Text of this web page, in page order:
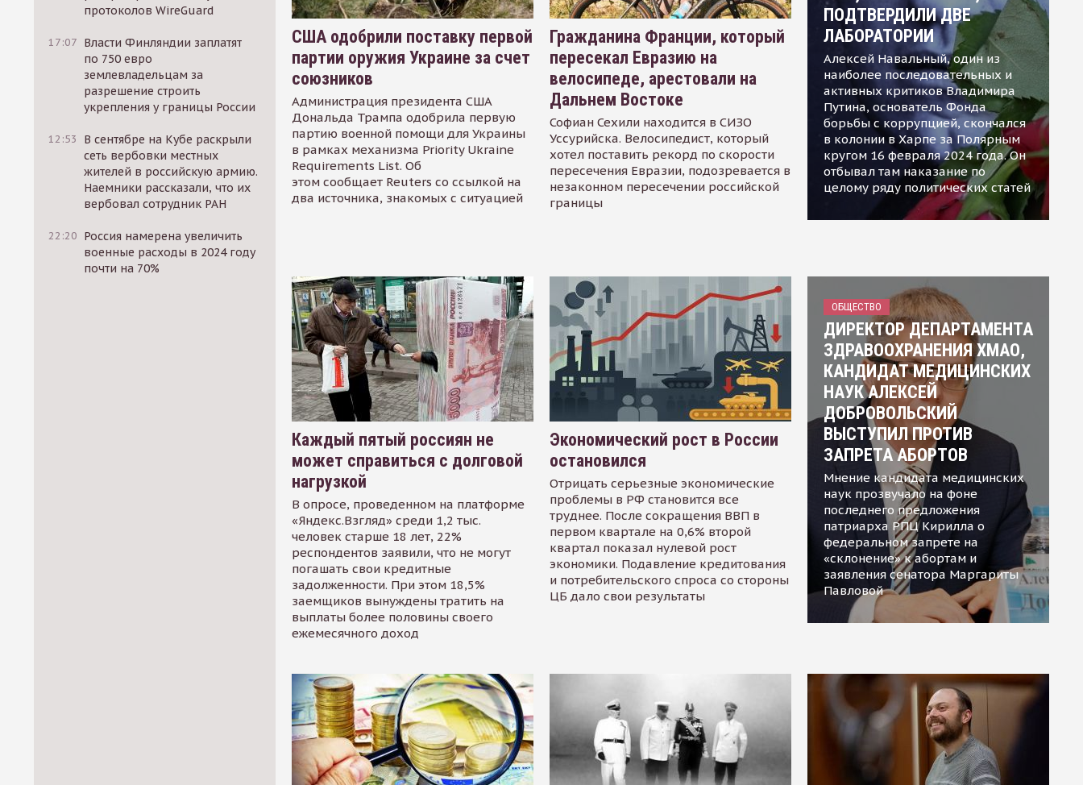
протоколов WireGuard
17:07 Власти Финляндии заплатят
по 750 евро
землевладельцам за
разрешение строить
укрепления у границы России
12:53
В сентябре на Кубе раскрыли
сеть вербовки местных
жителей в российскую армию.
Наемники рассказали, что их
вербовал сотрудник РАН
22:20 Россия намерена увеличить
военные расходы в 2024 году
почти на 70%
США одобрили поставку первой
партии оружия Украине за счет
союзников
Администрация президента США
Дональда Трампа одобрила первую
партию военной помощи для Украины
в рамках механизма Priority Ukraine
Requirements List. Об
этом сообщает Reuters со ссылкой на
два источника, знакомых с ситуацией
Гражданина Франции, который
пересекал Евразию на
велосипеде, арестовали на
Дальнем Востоке
Софиан Сехили находится в СИЗО
Уссурийска. Велосипедист, который
хотел поставить рекорд по скорости
пересечения Евразии, подозревается в
незаконном пересечении российской
границы
ПОДТВЕРДИЛИ ДВЕ
ЛАБОРАТОРИИ
Алексей Навальный, один из
наиболее последовательных и
активных критиков Владимира
Путина, основатель Фонда
борьбы с коррупцией, скончался
в колонии в Харпе за Полярным
кругом 16 февраля 2024 года. Он
отбывал там наказание по
целому ряду политических статей
Каждый пятый россиян не
может справиться с долговой
нагрузкой
В опросе, проведенном на платформе
«Яндекс.Взгляд» среди 1,2 тыс.
человек старше 18 лет, 22%
респондентов заявили, что не могут
погашать свои кредитные
задолженности. При этом 18,5%
заемщиков вынуждены тратить на
выплаты более половины своего
ежемесячного доход
Экономический рост в России
остановился
Отрицать серьезные экономические
проблемы в РФ становится все
труднее. После сокращения ВВП в
первом квартале на 0,6% второй
квартал показал нулевой рост
экономики. Подавление кредитования
и потребительского спроса со стороны
ЦБ дало свои результаты
ОБЩЕСТВО
ДИРЕКТОР ДЕПАРТАМЕНТА
ЗДРАВООХРАНЕНИЯ ХМАО,
КАНДИДАТ МЕДИЦИНСКИХ
НАУК АЛЕКСЕЙ
ДОБРОВОЛЬСКИЙ
ВЫСТУПИЛ ПРОТИВ
ЗАПРЕТА АБОРТОВ
Мнение кандидата медицинских
наук прозвучало на фоне
последнего предложения
патриарха РПЦ Кирилла о
федеральном запрете на
«склонение» к абортам и
заявления сенатора Маргариты
Павловой